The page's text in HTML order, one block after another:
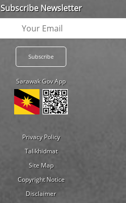
Subscribe Newsletter
Sarawak Gov App
Privacy Policy
Talikhidmat
Site Map
Copyright Notice
Disclaimer